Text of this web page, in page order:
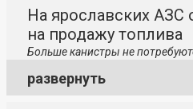
На ярославских
на продажу топлива
Больше канистры не
развернуть